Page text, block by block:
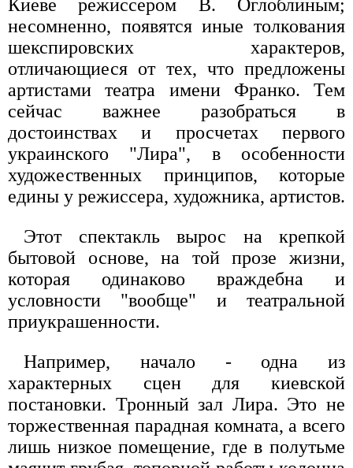
Киеве режиссером В. Оглоблиным;
несомненно, появятся иные толкования
шекспировских характеров,
отличающиеся от тех, что предложены
артистами театра имени Франко. Тем
сейчас важнее разобраться в
достоинствах и просчетах первого
украинского "Лира", в особенности
художественных принципов, которые
едины у режиссера, художника, артистов.
Этот спектакль вырос на крепкой
бытовой основе, на той прозе жизни,
которая одинаково враждебна и
условности "вообще" и театральной
приукрашенности.
Например, начало - одна из
характерных сцен для киевской
постановки. Тронный зал Лира. Это не
торжественная парадная комната, а всего
лишь низкое помещение, где в полутьме